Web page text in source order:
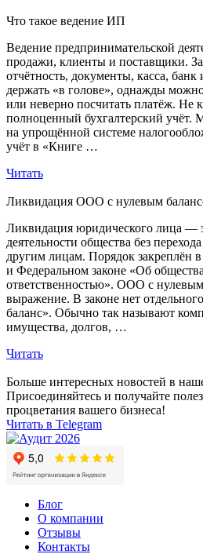
Что такое ведение ИП
Ведение предпринимательской
продажи, клиенты и поставщики.
отчётность, документы, касса, банк
держать «в голове», однажды
или неверно посчитать платёж.
полноценный бухгалтерский учёт.
на упрощённой системе
учёт в «Книге …
Читать
Ликвидация ООО с нулевым
Ликвидация юридического лица —
деятельности общества без
другим лицам. Порядок закреплён
и Федеральном законе «Об
ответственностью». ООО с
выражение. В законе нет
баланс». Обычно так называют
имущества, долгов, …
Читать
Больше интересных новостей в
Присоединяйтесь и получайте
процветания вашего бизнеса!
Читать в Telegram
Блог
О компании
Отзывы
Контакты